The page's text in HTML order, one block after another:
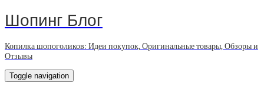
Шопинг Блог
Копилка шопоголиков: Идеи покупок, Оригинальные товары, Обзоры и
Отзывы
Toggle navigation